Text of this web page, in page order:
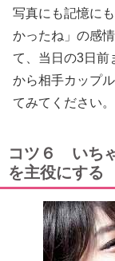
写真にも記憶に
かったね」の感
て、当日の3日前
から相手カップ
てみてください。
コツ６ いち
を主役にする